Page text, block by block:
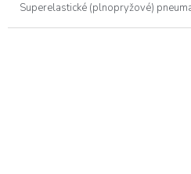
Superelastické (plnopryžové)